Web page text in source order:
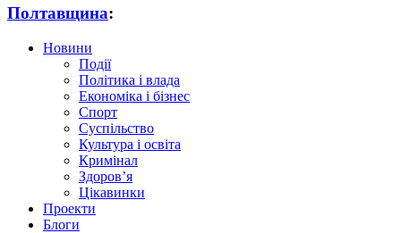
Полтавщина:
Новини
Події
Політика і влада
Економіка і бізнес
Спорт
Суспільство
Культура і освіта
Кримінал
Здоров’я
Цікавинки
Проекти
Блоги